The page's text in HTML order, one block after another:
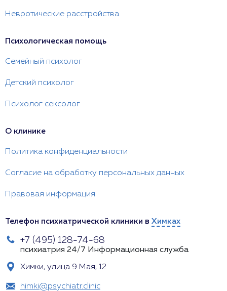
Невротические расстройства
Психологическая помощь
Семейный психолог
Детский психолог
Психолог сексолог
О клинике
Политика конфиденциальности
Согласие на обработку персональных данных
Правовая информация
Телефон психиатрической клиники в Химках
+7 (495) 128-74-68
психиатрия 24/7 Информационная служба
Химки, улица 9 Мая, 12
himki@psychiatr.clinic